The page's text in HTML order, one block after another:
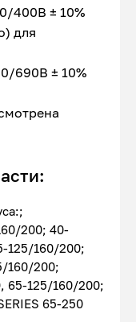
400В ± 10%
для
690В ± 10%
200; 40-
125/160/200;
160/200;
65-125/160/200;
65-250